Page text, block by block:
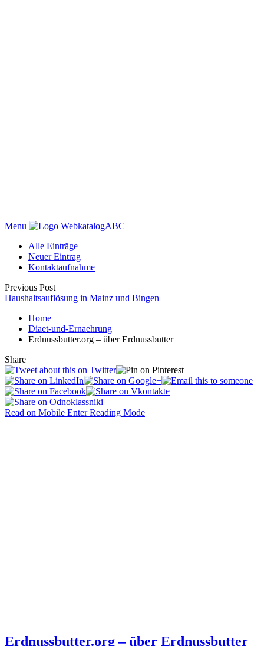
Menu
WebkatalogABC
Alle Einträge
Neuer Eintrag
Kontaktaufnahme
Previous Post
Haushaltsauflösung in Mainz und Bingen
Home
Diaet-und-Ernaehrung
Erdnussbutter.org – über Erdnussbutter
Share
Read on Mobile Enter Reading Mode
Erdnussbutter.org – über Erdnussbutter